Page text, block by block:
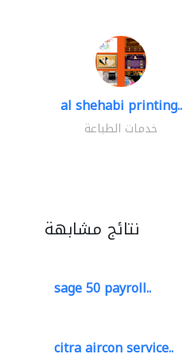
al shehabi printing..
خدمات الطباعة
نتائج مشابهة
sage 50 payroll..
citra aircon service..